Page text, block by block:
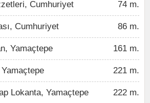
Cumhuriyet 74 m.
Cumhuriyet 86 m.
Yamaçtepe 161 m.
Yamaçtepe 221 m.
Lokanta, Yamaçtepe 222 m.